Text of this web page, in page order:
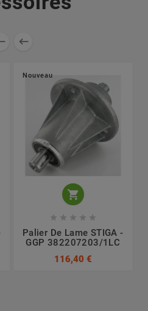

Nouveau

    
Palier De Lame STIGA -
GGP 382207203/1LC
116,40 €